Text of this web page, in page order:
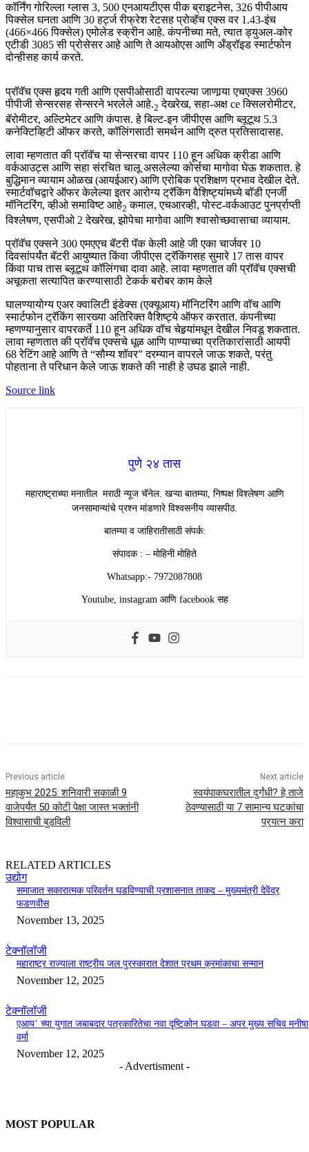
कॉर्निंग गोरिल्ला ग्लास 3, 500 एनआयटीएस पीक ब्राइटनेस, 326 पीपीआय
पिक्सेल घनता आणि 30 हर्ट्ज रीफ्रेश रेटसह प्रोव्हॅच एक्स वर 1.43-इंच
(466×466 पिक्सेल) एमोलेड स्क्रीन आहे. कंपनीच्या मते, त्यात ड्युअल-कोर
एटीडी 3085 सी प्रोसेसर आहे आणि ते आयओएस आणि अँड्रॉइड स्मार्टफोन
दोन्हीसह कार्य करते.
प्रॉवॅच एक्स हृदय गती आणि एसपीओसाठी वापरल्या जाणार्‍या एचएक्स 3960
पीपीजी सेन्सरसह सेन्सरने भरलेले आहे.2 देखरेख, सहा-अक्ष ce क्सिलरोमीटर,
बॅरोमीटर, अल्टिमेटर आणि कंपास. हे बिल्ट-इन जीपीएस आणि ब्लूटूथ 5.3
कनेक्टिव्हिटी ऑफर करते, कॉलिंगसाठी समर्थन आणि द्रुत प्रतिसादासह.
लावा म्हणतात की प्रॉवॅच या सेन्सरचा वापर 110 हून अधिक क्रीडा आणि
वर्कआउट्स आणि सहा संरचित चालू असलेल्या कोर्सचा मागोवा घेऊ शकतात. हे
बुद्धिमान व्यायाम ओळख (आयईआर) आणि एरोबिक प्रशिक्षण प्रभाव देखील देते.
स्मार्टवॉचद्वारे ऑफर केलेल्या इतर आरोग्य ट्रॅकिंग वैशिष्ट्यांमध्ये बॉडी एनर्जी
मॉनिटरिंग, व्हीओ समाविष्ट आहे2 कमाल, एचआरव्ही, पोस्ट-वर्कआउट पुनर्प्राप्ती
विश्लेषण, एसपीओ 2 देखरेख, झोपेचा मागोवा आणि श्वासोच्छवासाचा व्यायाम.
प्रॉवॅच एक्सने 300 एमएएच बॅटरी पॅक केली आहे जी एका चार्जवर 10
दिवसांपर्यंत बॅटरी आयुष्यात किंवा जीपीएस ट्रॅकिंगसह सुमारे 17 तास वापर
किंवा पाच तास ब्लूटूथ कॉलिंगचा दावा आहे. लावा म्हणतात की प्रॉवॅच एक्सची
अचूकता सत्यापित करण्यासाठी टेकर्क बरोबर काम केले
घालण्यायोग्य एअर क्वालिटी इंडेक्स (एक्यूआय) मॉनिटरिंग आणि वॉच आणि
स्मार्टफोन ट्रॅकिंग सारख्या अतिरिक्त वैशिष्ट्ये ऑफर करतात. कंपनीच्या
म्हणण्यानुसार वापरकर्ते 110 हून अधिक वॉच चेहर्‍यांमधून देखील निवडू शकतात.
लावा म्हणतात की प्रॉवॅच एक्सचे धूळ आणि पाण्याच्या प्रतिकारांसाठी आयपी
68 रेटिंग आहे आणि ते “सौम्य शॉवर” दरम्यान वापरले जाऊ शकते, परंतु
पोहताना ते परिधान केले जाऊ शकते की नाही हे उघड झाले नाही.
Source link
पुणे २४ तास
महाराष्ट्राच्या मनातील मराठी न्यूज चॅनेल. खऱ्या बातम्या, निष्पक्ष विश्लेषण आणि
जनसामान्यांचे प्रश्न मांडणारे विश्वसनीय व्यासपीठ.
बातम्या व जाहिरातीसाठी संपर्क:
संपादक : – मोहिनी मोहिते
Whatsapp:- 7972087808
Youtube, instagram आणि facebook सह
Previous article
महाकुभ 2025: शनिवारी सकाळी 9
वाजेपर्यंत 50 कोटी पेक्षा जास्त भक्तांनी
विश्वासाची बुडविली
Next article
स्वयंपाकघरातील दुर्गंधी? हे ताजे
ठेवण्यासाठी या 7 सामान्य घटकांचा
प्रयत्न करा
RELATED ARTICLES
उद्योग
समाजात सकारात्मक परिवर्तन घडविण्याची प्रशासनात ताकद – मुख्यमंत्री देवेंद्र
फडणवीस
November 13, 2025
टेक्नॉलॉजी
महाराष्ट्र राज्याला राष्ट्रीय जल पुरस्कारात देशात प्रथम क्रमांकाचा सन्मान
November 12, 2025
टेक्नॉलॉजी
एआय’ च्या युगात जबाबदार पत्रकारितेचा नवा दृष्टिकोन घडवा – अपर मुख्य सचिव मनीषा
वर्मा
November 12, 2025
- Advertisment -
MOST POPULAR